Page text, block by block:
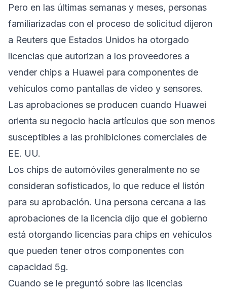
Pero en las últimas semanas y meses, personas
familiarizadas con el proceso de solicitud dijeron
a Reuters que Estados Unidos ha otorgado
licencias que autorizan a los proveedores a
vender chips a Huawei para componentes de
vehículos como pantallas de video y sensores.
Las aprobaciones se producen cuando Huawei
orienta su negocio hacia artículos que son menos
susceptibles a las prohibiciones comerciales de
EE. UU.
Los chips de automóviles generalmente no se
consideran sofisticados, lo que reduce el listón
para su aprobación. Una persona cercana a las
aprobaciones de la licencia dijo que el gobierno
está otorgando licencias para chips en vehículos
que pueden tener otros componentes con
capacidad 5g.
Cuando se le preguntó sobre las licencias